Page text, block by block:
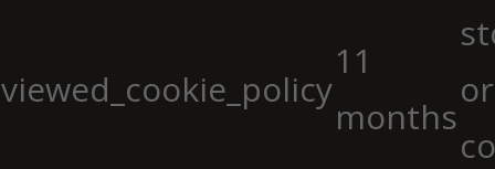
viewed_cookie_policy
11
months